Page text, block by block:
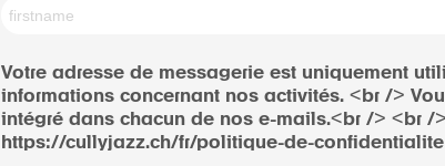
Votre adresse de messagerie est uniquement
informations concernant nos activités. <br />
intégré dans chacun de nos e-mails.<br /> <br
https://cullyjazz.ch/fr/politique-de-confidentialite